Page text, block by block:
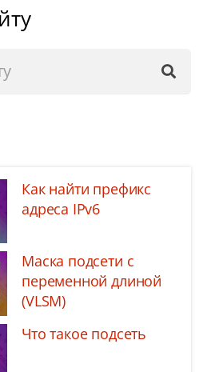
Как найти префикс
адреса IPv6
Маска подсети с
переменной длиной
(VLSM)
Что такое подсеть